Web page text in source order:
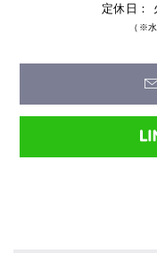
定休日：
（※